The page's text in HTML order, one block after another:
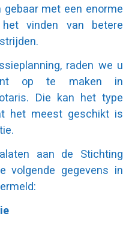
met een enorme
vinden van betere
raden we u
op te maken in
Die kan het type
het meest geschikt is
aan de Stichting
volgende gegevens in